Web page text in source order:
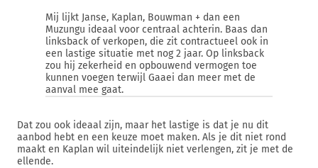
Mij lijkt Janse, Kaplan, Bouwman + dan een
Muzungu ideaal voor centraal achterin. Baas dan
linksback of verkopen, die zit contractueel ook in
een lastige situatie met nog 2 jaar. Op linksback
zou hij zekerheid en opbouwend vermogen toe
kunnen voegen terwijl Gaaei dan meer met de
aanval mee gaat.
Dat zou ook ideaal zijn, maar het lastige is dat je nu dit
aanbod hebt en een keuze moet maken. Als je dit niet rond
maakt en Kaplan wil uiteindelijk niet verlengen, zit je met de
ellende.